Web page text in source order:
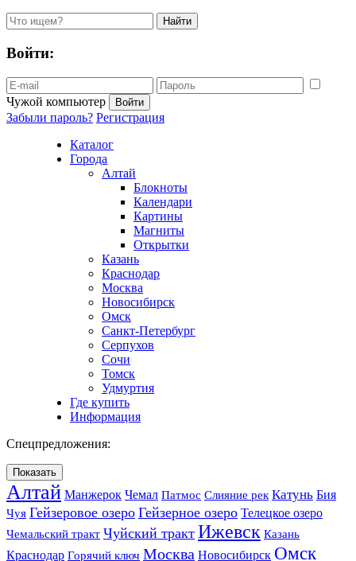
Войти:
Чужой компьютер
Забыли пароль? Регистрация
Каталог
Города
Алтай
Блокноты
Календари
Картины
Магниты
Открытки
Казань
Краснодар
Москва
Новосибирск
Омск
Санкт-Петербург
Серпухов
Сочи
Томск
Удмуртия
Где купить
Информация
Спецпредложения:
Алтай Манжерок Чемал Патмос Слияние рек Катунь Бия
Чуя Гейзеровое озеро Гейзерное озеро Телецкое озеро
Чемальский тракт Чуйский тракт Ижевск Казань
Краснодар Горячий ключ Москва Новосибирск Омск